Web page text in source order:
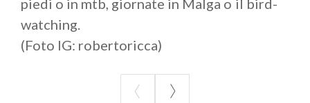
contesto naturale nel quale è immersa
piedi o in mtb, giornate in Malga o il bird-
watching.
(Foto IG: robertoricca)